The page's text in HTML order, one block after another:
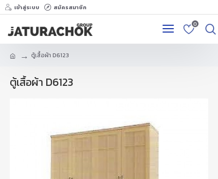
เข้าสู่ระบบ สมัครสมาชิก
0
ตู้เสื้อผ้า D6123
ตู้เสื้อผ้า D6123